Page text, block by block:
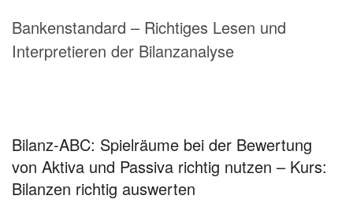
Bankenstandard – Richtiges Lesen und
Interpretieren der Bilanzanalyse
Bilanz-ABC: Spielräume bei der Bewertung
von Aktiva und Passiva richtig nutzen – Kurs:
Bilanzen richtig auswerten